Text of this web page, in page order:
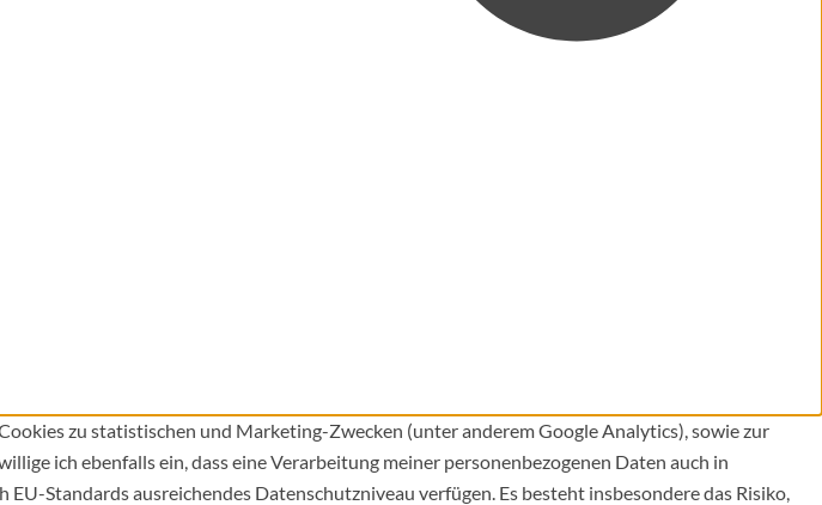
zu statistischen und Marketing-Zwecken (unter anderem Google Analytics), sowie zur
ich ebenfalls ein, dass eine Verarbeitung meiner personenbezogenen Daten auch in
Standards ausreichendes Datenschutzniveau verfügen. Es besteht insbesondere das Risiko,